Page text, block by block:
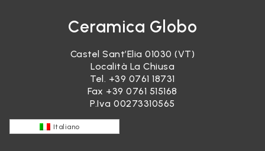
Ceramica Globo
Castel Sant’Elia 01030 (VT)
Località La Chiusa
Tel. +39 0761 18731
Fax +39 0761 515168
P.Iva 00273310565
Italiano